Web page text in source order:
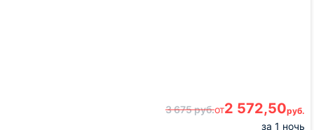
3 675руб.от2 572,50руб.
за 1 ночь